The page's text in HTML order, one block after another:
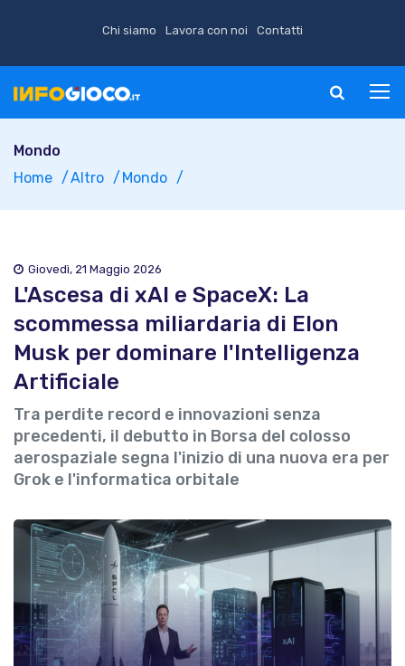
Chi siamo Lavora con noi Contatti
Mondo
Home
Altro Mondo
Giovedì, 21 Maggio 2026
L'Ascesa di xAI e SpaceX: La
scommessa miliardaria di Elon
Musk per dominare l'Intelligenza
Artificiale
Tra perdite record e innovazioni senza
precedenti, il debutto in Borsa del colosso
aerospaziale segna l'inizio di una nuova era per
Grok e l'informatica orbitale